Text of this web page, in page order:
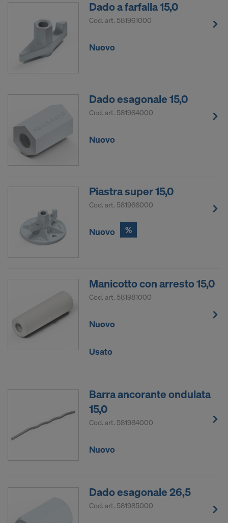
Dado a farfalla 15,0
Cod. art. 581961000
Nuovo
Dado esagonale 15,0
Cod. art. 581964000
Nuovo
Piastra super 15,0
Cod. art. 581966000
Nuovo %
Manicotto con arresto 15,0
Cod. art. 581981000
Nuovo
Usato
Barra ancorante ondulata
15,0
Cod. art. 581984000
Nuovo
Dado esagonale 26,5
Cod. art. 581985000